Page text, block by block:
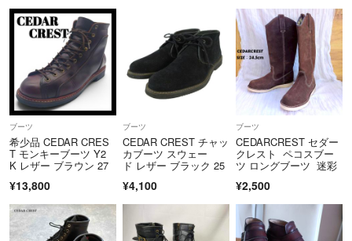
パンツ、ボトムス系
W27 W28 W29＝Sサイズ
W30 W31 W32＝Mサイズ
W33 W34 ＝Lサイズ
W35 W36 ＝XLサイズ
W38 W40 ＝XXLサイズ
W42 ＝2XLサイズ
ブーツ
希少品 CEDAR CRES
T モンキーブーツ Y2
K レザー ブラウン 27
¥13,800
ブーツ
CEDAR CREST チャッ
カブーツ スウェー
ド レザー ブラック 25
¥4,100
ブーツ
CEDARCREST セダー
クレスト ペコスブー
ツ ロングブーツ 迷彩
¥2,500